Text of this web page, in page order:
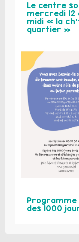
Le centre
mercredi 12
midi « la
quartier »
Programme
des 1000